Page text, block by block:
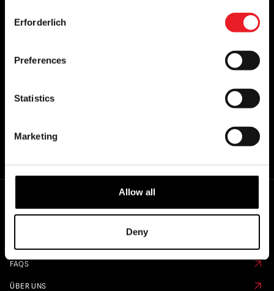
Selection
Erforderlich
Preferences
Statistics
Marketing
Allow all
Deny
Schnelle Links
FAQS
ÜBER UNS